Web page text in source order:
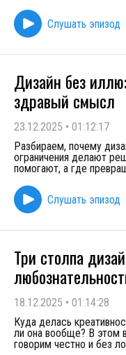
Слушать эпизод
Дизайн без
здравый смысл
23.12.2025 • 01:12:17
Разбираем, почему
ограничения делают
помогают, а где
Слушать эпизод
Три столпа
18.12.2025 • 01:14:28
Куда делась
ли она вообще? В этом
говорим честно и без